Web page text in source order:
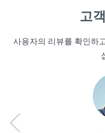
고
사용자의 리뷰를 확인하